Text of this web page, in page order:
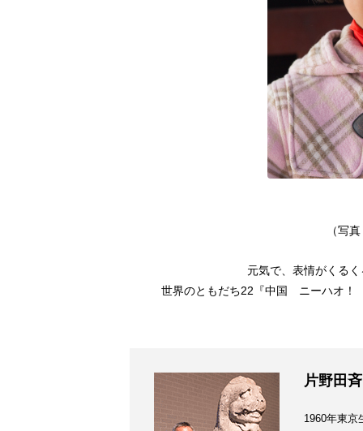
（写
元気で、表情がくる
世界のともだち22『中国 ニーハオ！
片野田斉
1960年東京